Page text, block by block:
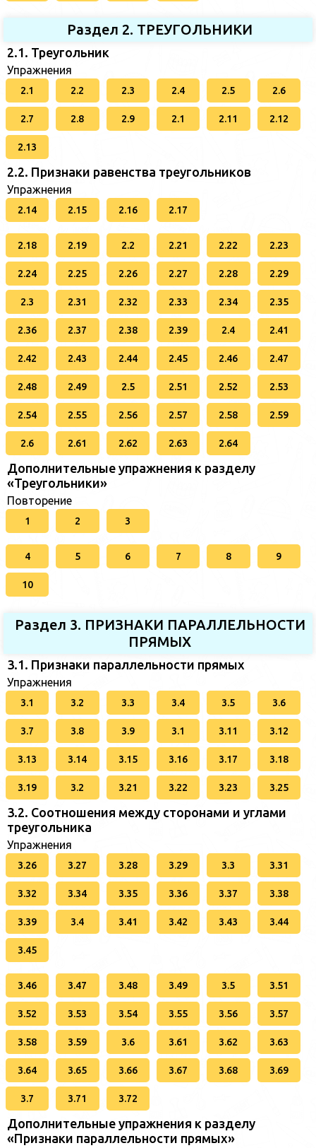
Раздел 2. ТРЕУГОЛЬНИКИ
2.1. Треугольник
Упражнения
2.1 2.2 2.3 2.4 2.5 2.6
2.7 2.8 2.9 2.1 2.11 2.12
2.13
2.2. Признаки равенства треугольников
Упражнения
2.14 2.15 2.16 2.17
2.18 2.19 2.2 2.21 2.22 2.23
2.24 2.25 2.26 2.27 2.28 2.29
2.3 2.31 2.32 2.33 2.34 2.35
2.36 2.37 2.38 2.39 2.4 2.41
2.42 2.43 2.44 2.45 2.46 2.47
2.48 2.49 2.5 2.51 2.52 2.53
2.54 2.55 2.56 2.57 2.58 2.59
2.6 2.61 2.62 2.63 2.64
Дополнительные упражнения к разделу
«Треугольники»
Повторение
1 2 3
4 5 6 7 8 9
10
Раздел 3. ПРИЗНАКИ ПАРАЛЛЕЛЬНОСТИ
ПРЯМЫХ
3.1. Признаки параллельности прямых
Упражнения
3.1 3.2 3.3 3.4 3.5 3.6
3.7 3.8 3.9 3.1 3.11 3.12
3.13 3.14 3.15 3.16 3.17 3.18
3.19 3.2 3.21 3.22 3.23 3.25
3.2. Соотношения между сторонами и углами
треугольника
Упражнения
3.26 3.27 3.28 3.29 3.3 3.31
3.32 3.34 3.35 3.36 3.37 3.38
3.39 3.4 3.41 3.42 3.43 3.44
3.45
3.46 3.47 3.48 3.49 3.5 3.51
3.52 3.53 3.54 3.55 3.56 3.57
3.58 3.59 3.6 3.61 3.62 3.63
3.64 3.65 3.66 3.67 3.68 3.69
3.7 3.71 3.72
Дополнительные упражнения к разделу
«Признаки параллельности прямых»